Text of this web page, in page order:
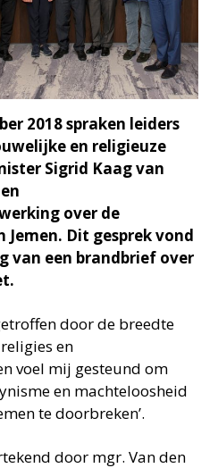
2018 spraken leiders
en religieuze
Sigrid Kaag van
over de
Dit gesprek vond
van een brandbrief over
door de breedte
en
voel mij gesteund om
en machteloosheid
te doorbreken’.
door mgr. Van den